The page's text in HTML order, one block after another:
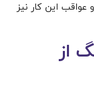
عواقب این کار نیز
از